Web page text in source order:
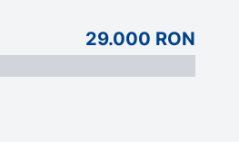
29.000 RON